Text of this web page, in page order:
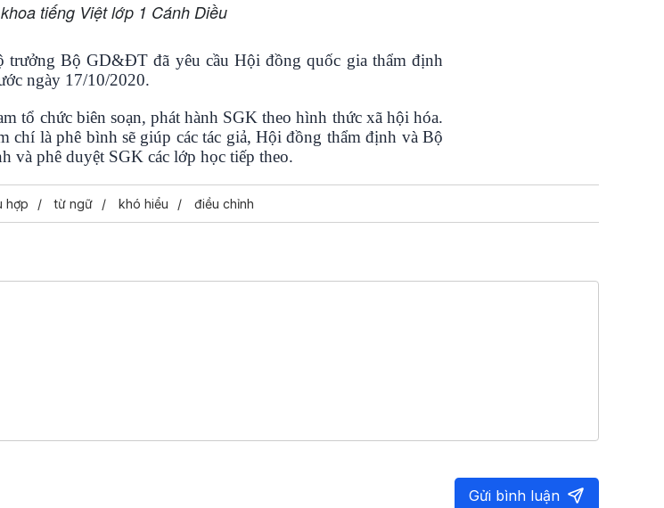
tiếng Việt lớp 1 Cánh Diều
trưởng Bộ GD&ĐT đã yêu cầu Hội đồng quốc gia thẩm định
ngày 17/10/2020.
tổ chức biên soạn, phát hành SGK theo hình thức xã hội hóa.
chí là phê bình sẽ giúp các tác giả, Hội đồng thẩm định và Bộ
và phê duyệt SGK các lớp học tiếp theo.
hợp từ ngữ khó hiểu điều chỉnh
Gửi bình luận